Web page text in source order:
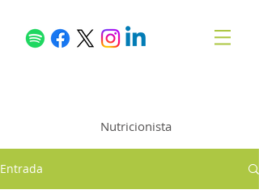
Nutricionista
Entrada